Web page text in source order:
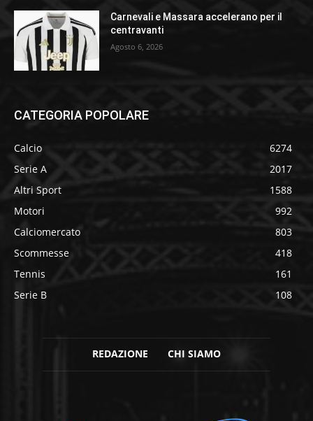
Carnevali e Massara accelerano per il
centravanti
Agosto 6, 2026
CATEGORIA POPOLARE
Calcio
6274
Serie A
2017
Altri Sport
1588
Motori
992
Calciomercato
803
Scommesse
418
Tennis
161
Serie B
108
REDAZIONE CHI SIAMO